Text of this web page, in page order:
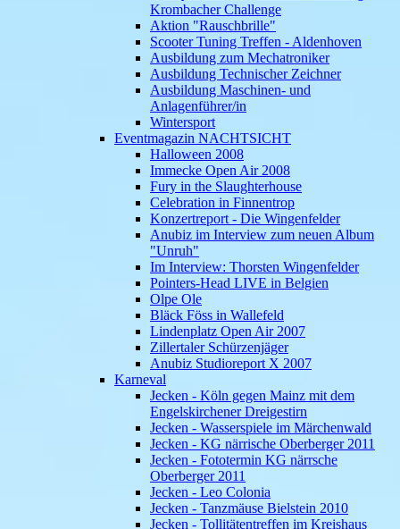
Krombacher Challenge
Aktion "Rauschbrille"
Scooter Tuning Treffen - Aldenhoven
Ausbildung zum Mechatroniker
Ausbildung Technischer Zeichner
Ausbildung Maschinen- und
Anlagenführer/in
Wintersport
Eventmagazin NACHTSICHT
Halloween 2008
Immecke Open Air 2008
Fury in the Slaughterhouse
Celebration in Finnentrop
Konzertreport - Die Wingenfelder
Anubiz im Interview zum neuen Album
"Unruh"
Im Interview: Thorsten Wingenfelder
Pointers-Head LIVE in Belgien
Olpe Ole
Bläck Föss in Wallefeld
Lindenplatz Open Air 2007
Zillertaler Schürzenjäger
Anubiz Studioreport X 2007
Karneval
Jecken - Köln gegen Mainz mit dem
Engelskirchener Dreigestirn
Jecken - Wasserspiele im Märchenwald
Jecken - KG närrische Oberberger 2011
Jecken - Fototermin KG närrsche
Oberberger 2011
Jecken - Leo Colonia
Jecken - Tanzmäuse Bielstein 2010
Jecken - Tollitätentreffen im Kreishaus